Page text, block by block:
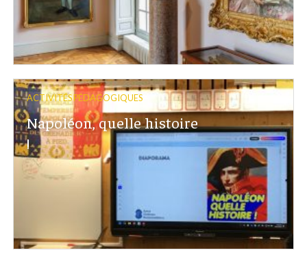
ACTIVITÉS PÉDAGOGIQUES
Napoléon, quelle histoire
!